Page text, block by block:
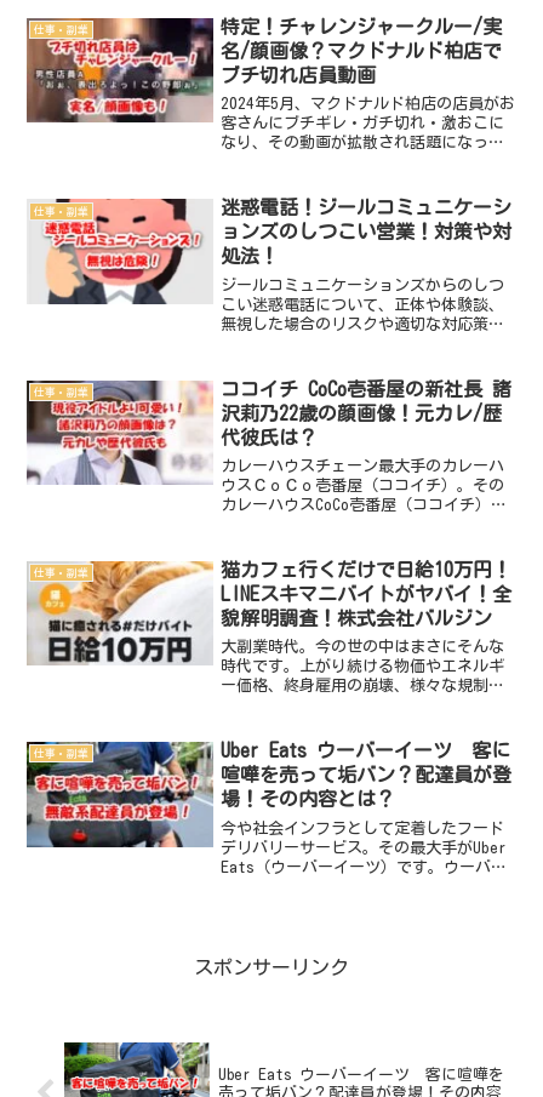
た。この件の概要や原因は？ 架空買取
をしていた店舗はどこ？...
仕事・副業
特定！チャレンジャークルー/実
名/顔画像？マクドナルド柏店で
ブチ切れ店員動画
2024年5月、マクドナルド柏店の店員がお
客さんにブチギレ・ガチ切れ・激おこに
なり、その動画が拡散され話題になって
ているマック店員は誰？名前・実名・顔
画像は？チャレンジ...
仕事・副業
迷惑電話！ジールコミュニケーシ
ョンズのしつこい営業！対策や対
処法！
ジールコミュニケーションズからのしつ
こい迷惑電話について、正体や体験談、
無視した場合のリスクや適切な対応策を
仕事・副業
ココイチ CoCo壱番屋の新社長 諸
沢莉乃22歳の顔画像！元カレ/歴
代彼氏は？
カレーハウスチェーン最大手のカレーハ
ウスＣｏＣｏ壱番屋（ココイチ）。その
カレーハウスCoCo壱番屋（ココイチ）の
大手のカレーハウスCoCo壱番屋（ココイ
チ）の新...
仕事・副業
猫カフェ行くだけで日給10万円！
LINEスキマニバイトがヤバイ！全
貌解明調査！株式会社バルジン
大副業時代。今の世の中はまさにそんな
時代です。上がり続ける物価やエネルギ
ー価格、終身雇用の崩壊、様々な規制緩
で仕事をするというスタイルが定着して
おります。そんななか...
仕事・副業
Uber Eats ウーバーイーツ 客に
喧嘩を売って垢バン？配達員が登
場！その内容とは？
今や社会インフラとして定着したフード
デリバリーサービス。その最大手がUber
Eats（ウーバーイーツ）です。ウーバー
スポンサーリンク
Uber Eats ウーバーイーツ 客に喧嘩を
売って垢バン？配達員が登場！その内容